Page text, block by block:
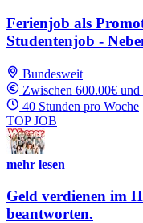
Ferienjob als
Studentenjob -
Bundesweit
Zwischen 600.00€
40 Stunden pro Woche
TOP JOB
mehr lesen
Geld verdienen im
beantworten.